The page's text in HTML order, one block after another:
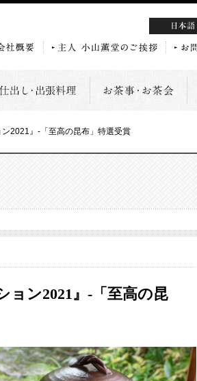
2021』-「至高の昆布」特選受賞
ョン2021』-「至高の昆